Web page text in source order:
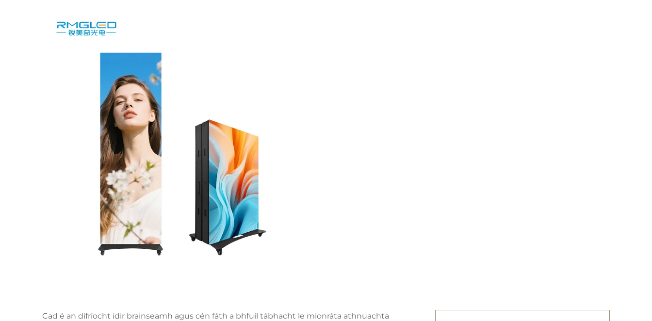
Cad é an difríocht idir brainseamh agus cén fáth a bhfuil tábhacht le mionráta athnuachta